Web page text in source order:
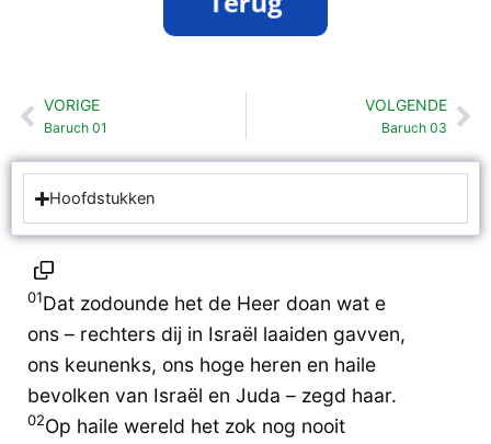
Vorige
VORIGE
Baruch 01
VOLGENDE
Baruch 03
Hoofdstukken
01Dat zodounde het de Heer doan wat e
ons – rechters dij in Israël laaiden gavven,
ons keunenks, ons hoge heren en haile
bevolken van Israël en Juda – zegd haar.
02Op haile wereld het zok nog nooit